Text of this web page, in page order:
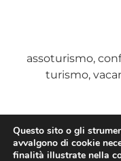
assoturismo,
turismo,
Questo sito o gli
avvalgono di cookie
finalità illustrate nella